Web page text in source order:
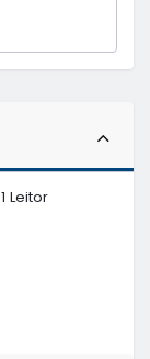
Leitor